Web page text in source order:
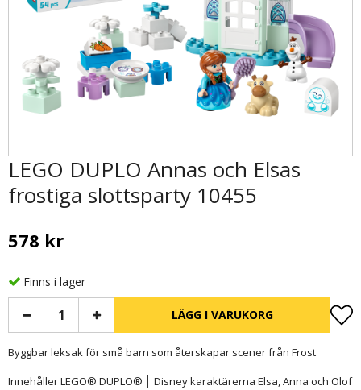
LEGO DUPLO Annas och Elsas
frostiga slottsparty 10455
578 kr
Finns i lager
LÄGG I VARUKORG
Byggbar leksak för små barn som återskapar scener från Frost
Innehåller LEGO® DUPLO® │ Disney karaktärerna Elsa, Anna och Olof